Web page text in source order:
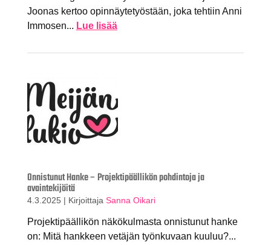
Joonas kertoo opinnäytetyöstään, joka tehtiin Anni
Immosen... Lue lisää
Onnistunut Hanke – Projektipäällikön pohdintoja ja
avaintekijöitä
4.3.2025 | Kirjoittaja Sanna Oikari
Projektipäällikön näkökulmasta onnistunut hanke
on: Mitä hankkeen vetäjän työnkuvaan kuuluu?...